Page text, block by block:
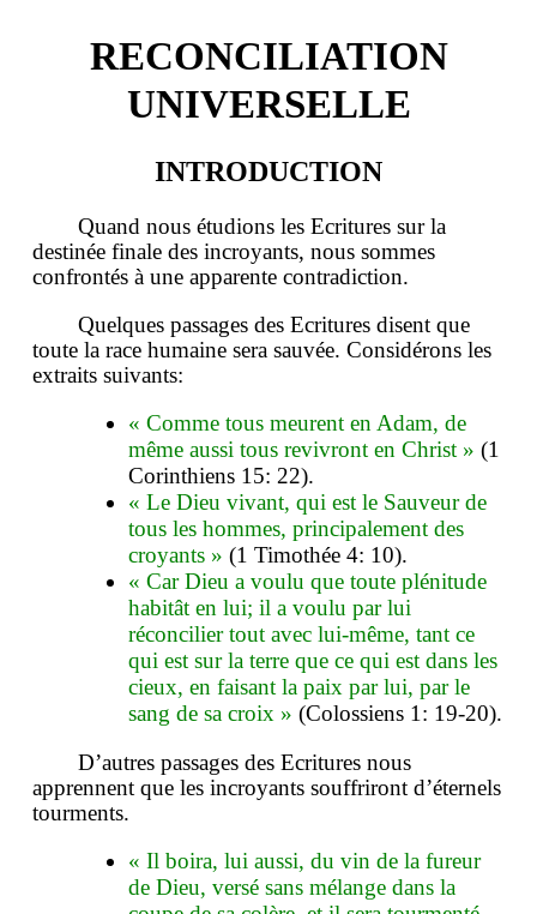
RECONCILIATION
UNIVERSELLE
INTRODUCTION
Quand nous étudions les Ecritures sur la
destinée finale des incroyants, nous sommes
confrontés à une apparente contradiction.
Quelques passages des Ecritures disent que
toute la race humaine sera sauvée. Considérons les
extraits suivants:
« Comme tous meurent en Adam, de
même aussi tous revivront en Christ » (1
Corinthiens 15: 22).
« Le Dieu vivant, qui est le Sauveur de
tous les hommes, principalement des
croyants » (1 Timothée 4: 10).
« Car Dieu a voulu que toute plénitude
habitât en lui; il a voulu par lui
réconcilier tout avec lui-même, tant ce
qui est sur la terre que ce qui est dans les
cieux, en faisant la paix par lui, par le
sang de sa croix » (Colossiens 1: 19-20).
D’autres passages des Ecritures nous
apprennent que les incroyants souffriront d’éternels
tourments.
« Il boira, lui aussi, du vin de la fureur
de Dieu, versé sans mélange dans la